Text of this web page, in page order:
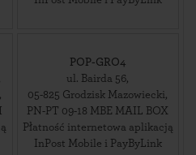
,
POP-GRO4
ul. Bairda 56,
05-825 Grodzisk Mazowiecki,
PN-PT 09-18 MBE MAIL BOX
Płatność internetowa aplikacją
InPost Mobile i PayByLink